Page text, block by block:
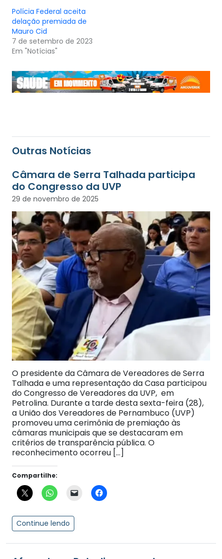
Polícia Federal aceita
delação premiada de
Mauro Cid
7 de setembro de 2023
Em "Notícias"
Outras Notícias
Câmara de Serra Talhada participa
do Congresso da UVP
29 de novembro de 2025
O presidente da Câmara de Vereadores de Serra
Talhada e uma representação da Casa participou
do Congresso de Vereadores da UVP, em
Petrolina. Durante a tarde desta sexta-feira (28),
a União dos Vereadores de Pernambuco (UVP)
promoveu uma cerimônia de premiação às
câmaras municipais que se destacaram em
critérios de transparência pública. O
reconhecimento ocorreu […]
Compartilhe:
Continue lendo